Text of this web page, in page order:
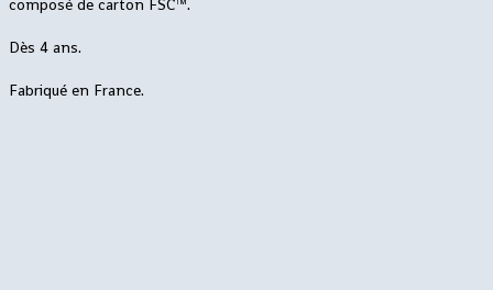
composé de carton FSC™.
Dès 4 ans.
Fabriqué en France.